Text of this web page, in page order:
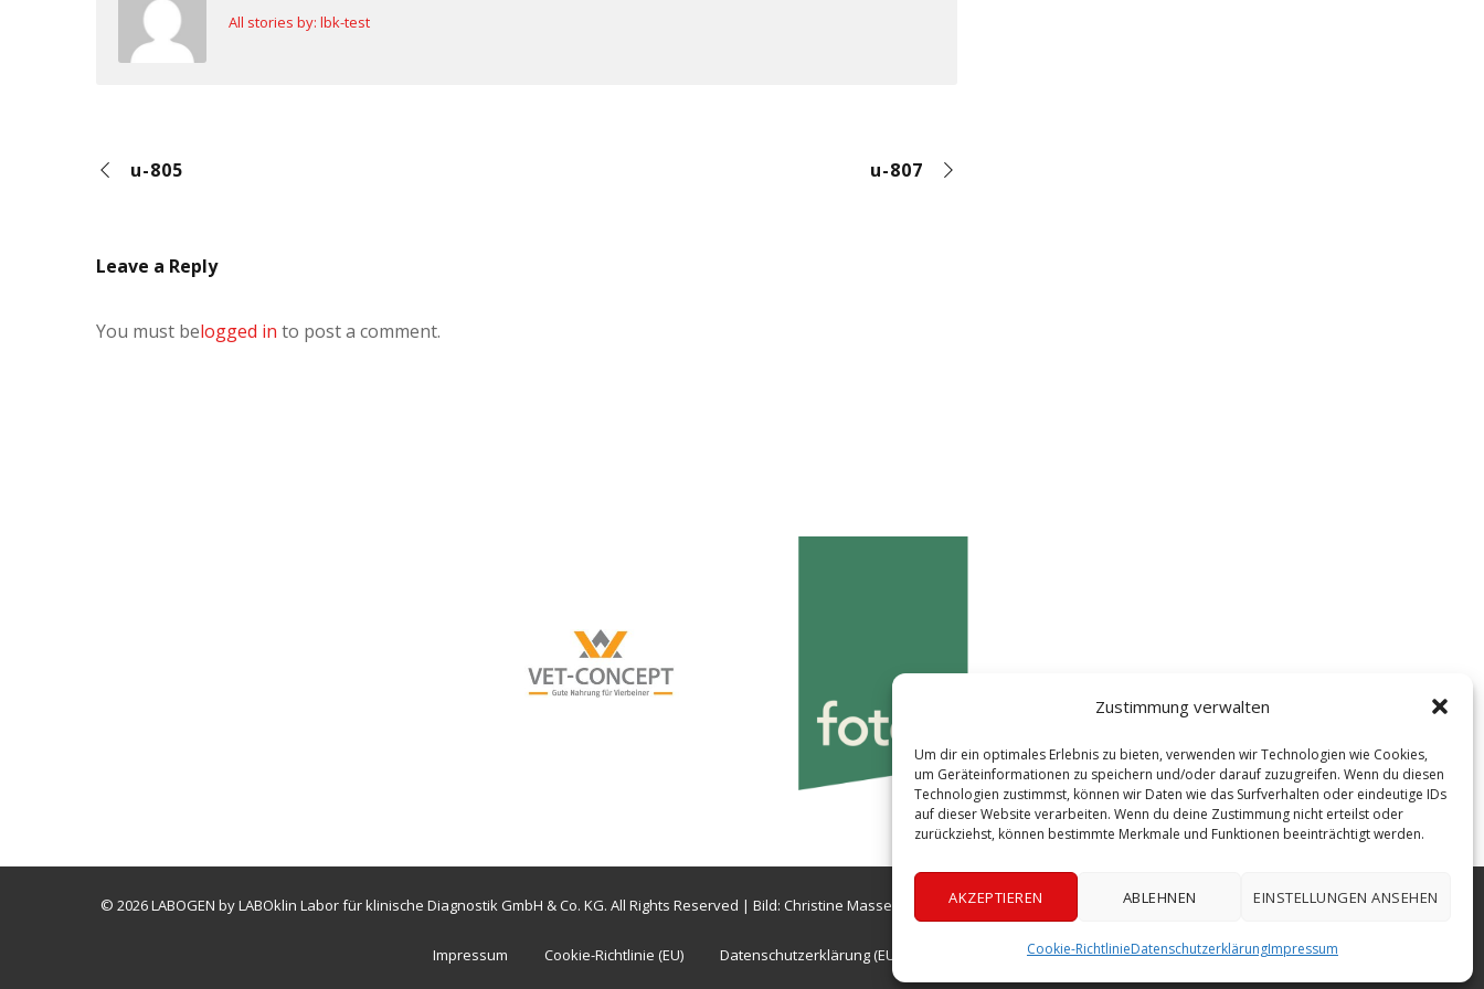
Zustimmung verwalten
Um dir ein optimales Erlebnis zu bieten, verwenden wir Technologien wie Cookies,
um Geräteinformationen zu speichern und/oder darauf zuzugreifen. Wenn du diesen
Technologien zustimmst, können wir Daten wie das Surfverhalten oder eindeutige IDs
auf dieser Website verarbeiten. Wenn du deine Zustimmung nicht erteilst oder
zurückziehst, können bestimmte Merkmale und Funktionen beeinträchtigt werden.
AKZEPTIEREN ABLEHNEN EINSTELLUNGEN ANSEHEN
Cookie-RichtlinieDatenschutzerklärungImpressum
All stories by: lbk-test
u-805 u-807
Leave a Reply
You must belogged in to post a comment.
© 2026 LABOGEN by LABOklin Labor für klinische Diagnostik GmbH & Co. KG. All Rights Reserved | Bild: Christine Masser | Die Aufnahme und Verbreitung der Vorträge ist strengstens untersagt.
Impressum Cookie-Richtlinie (EU) Datenschutzerklärung (EU) Kontakt